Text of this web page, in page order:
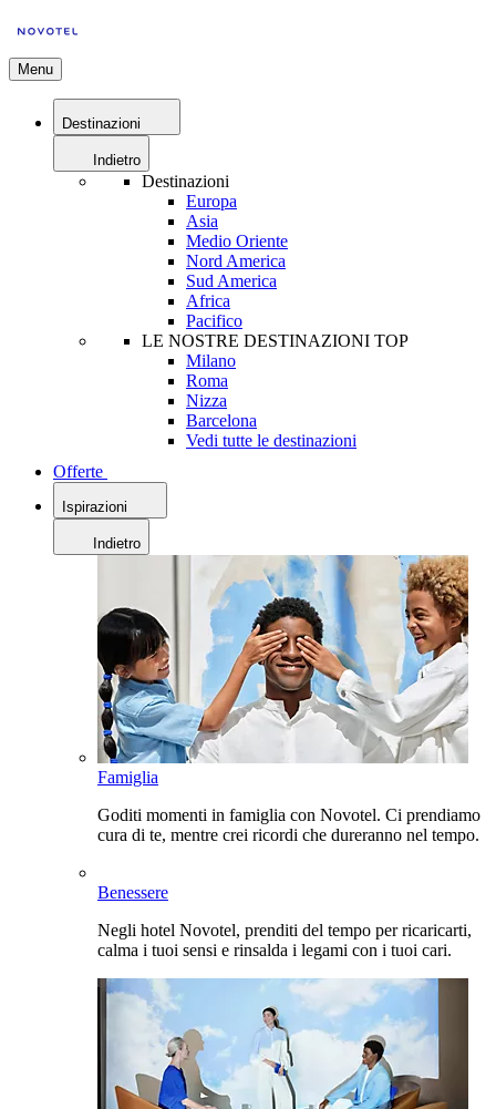
Menu
Destinazioni
Indietro
Destinazioni
Europa
Asia
Medio Oriente
Nord America
Sud America
Africa
Pacifico
LE NOSTRE DESTINAZIONI TOP
Milano
Roma
Nizza
Barcelona
Vedi tutte le destinazioni
Offerte
Ispirazioni
Indietro
Famiglia
Goditi momenti in famiglia con Novotel. Ci prendiamo
cura di te, mentre crei ricordi che dureranno nel tempo.
Benessere
Negli hotel Novotel, prenditi del tempo per ricaricarti,
calma i tuoi sensi e rinsalda i legami con i tuoi cari.